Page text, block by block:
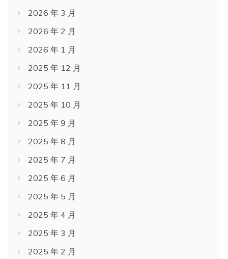
2026 年 3 月
2026 年 2 月
2026 年 1 月
2025 年 12 月
2025 年 11 月
2025 年 10 月
2025 年 9 月
2025 年 8 月
2025 年 7 月
2025 年 6 月
2025 年 5 月
2025 年 4 月
2025 年 3 月
2025 年 2 月